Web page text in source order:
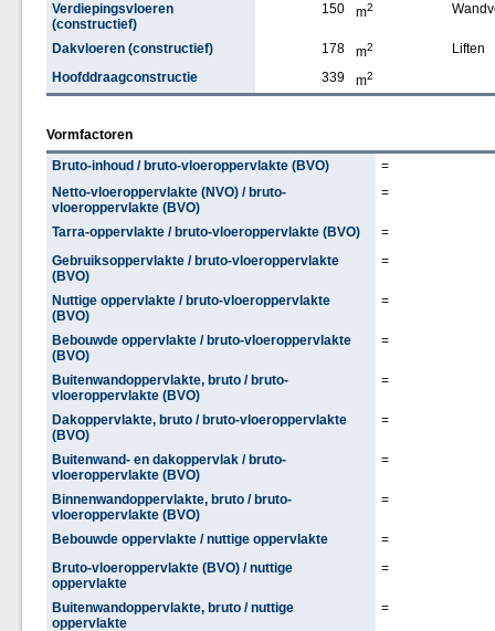
Verdiepingsvloeren
(constructief)
150 m2
Dakvloeren (constructief) 178 m2
Liften
Hoofddraagconstructie
339 m2
Vormfactoren
Bruto-inhoud / bruto-vloeroppervlakte (BVO)
=
Netto-vloeroppervlakte (NVO) / bruto-
vloeroppervlakte (BVO)
=
Tarra-oppervlakte / bruto-vloeroppervlakte (BVO)
=
Gebruiksoppervlakte / bruto-vloeroppervlakte
(BVO)
=
Nuttige oppervlakte / bruto-vloeroppervlakte
(BVO)
=
Bebouwde oppervlakte / bruto-vloeroppervlakte
(BVO)
=
Buitenwandoppervlakte, bruto / bruto-
vloeroppervlakte (BVO)
=
Dakoppervlakte, bruto / bruto-vloeroppervlakte
(BVO)
=
Buitenwand- en dakoppervlak / bruto-
vloeroppervlakte (BVO)
=
Binnenwandoppervlakte, bruto / bruto-
vloeroppervlakte (BVO)
=
Bebouwde oppervlakte / nuttige oppervlakte
=
Bruto-vloeroppervlakte (BVO) / nuttige
oppervlakte
=
Buitenwandoppervlakte, bruto / nuttige
oppervlakte
=